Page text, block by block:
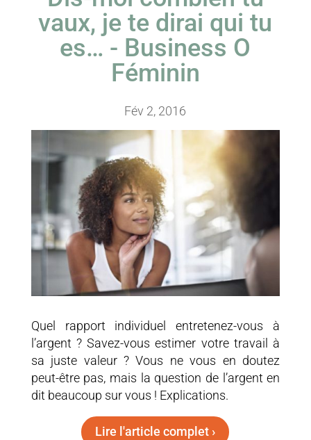
vaux, je te dirai qui tu
es… - Business O
Féminin
Fév 2, 2016
Quel rapport individuel entretenez-vous à
l’argent ? Savez-vous estimer votre travail à
sa juste valeur ? Vous ne vous en doutez
peut-être pas, mais la question de l’argent en
dit beaucoup sur vous ! Explications.
Lire l'article complet ›